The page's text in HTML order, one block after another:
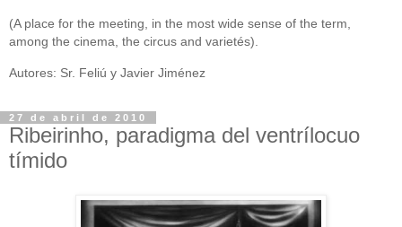
(A place for the meeting, in the most wide sense of the term,
among the cinema, the circus and varietés).
Autores: Sr. Feliú y Javier Jiménez
27 de abril de 2010
Ribeirinho, paradigma del ventrílocuo
tímido